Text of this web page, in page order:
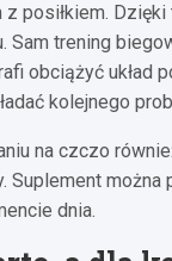
posiłkiem. Dzięki
Sam trening
obciążyć układ
kolejnego
na czczo
Suplement można
dnia.